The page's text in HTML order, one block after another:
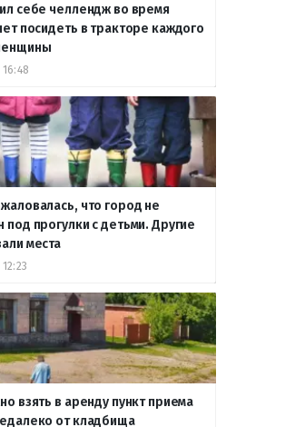
себе челлендж во время
посидеть в тракторе каждого
что город не
под прогулки с детьми. Другие
места
взять в аренду пункт приема
от кладбища